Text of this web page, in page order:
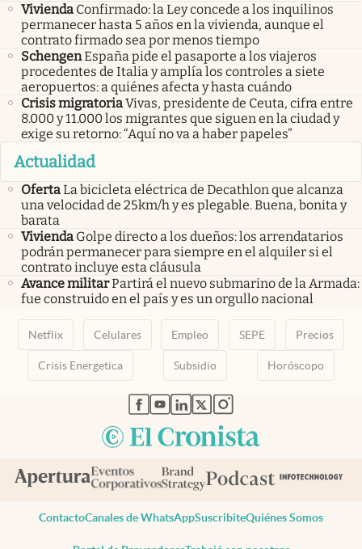
Vivienda Confirmado: la Ley concede a los inquilinos
permanecer hasta 5 años en la vivienda, aunque el
contrato firmado sea por menos tiempo
SchengenEspaña pide el pasaporte a los viajeros
procedentes de Italia y amplía los controles a siete
aeropuertos: a quiénes afecta y hasta cuándo
Crisis migratoriaVivas, presidente de Ceuta, cifra entre
8.000 y 11.000 los migrantes que siguen en la ciudad y
exige su retorno: “Aquí no va a haber papeles”
Actualidad
OfertaLa bicicleta eléctrica de Decathlon que alcanza
una velocidad de 25km/h y es plegable. Buena, bonita y
barata
Vivienda Golpe directo a los dueños: los arrendatarios
podrán permanecer para siempre en el alquiler si el
contrato incluye esta cláusula
Avance militarPartirá el nuevo submarino de la Armada:
fue construido en el país y es un orgullo nacional
Netflix Celulares Empleo SEPE Precios
Crisis Energetica Subsidio Horóscopo
abre en nueva pestaña
abre en nueva pestaña
abre en nueva pestaña
abre en nueva pestaña
abre en nueva pestaña
ContactoCanales de WhatsAppSuscribiteQuiénes Somos